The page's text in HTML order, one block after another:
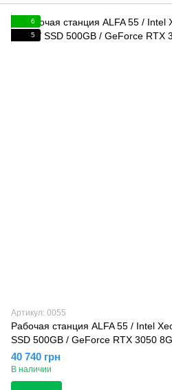
6
5
Артикул: 0055
Рабочая станция ALFA 55 / Intel
SSD 500GB / GeForce RTX 3050
40 740 грн
В наличии